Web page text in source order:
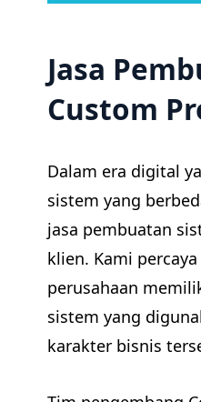
Jasa
Custom
Dalam era digital
sistem yang
jasa pembuatan
klien. Kami
perusahaan
sistem yang
karakter bisnis